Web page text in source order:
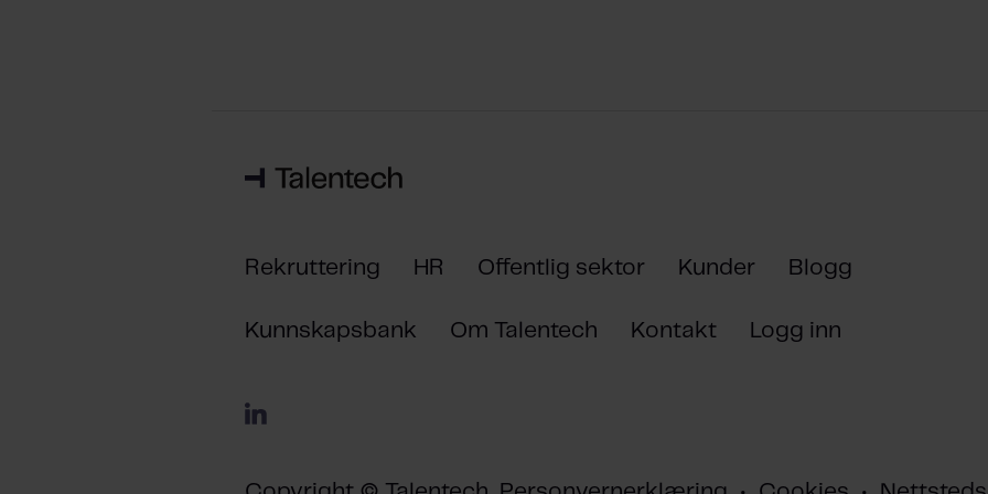
Rekruttering HR Offentlig sektor Kunder Blogg
Kunnskapsbank Om Talentech Kontakt Logg inn